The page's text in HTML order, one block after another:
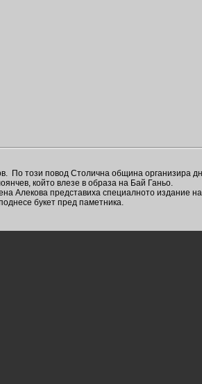
По този повод Столична община организира
който влезе в образа на Бай Ганьо.
Алекова представиха специалното издание
букет пред паметника.